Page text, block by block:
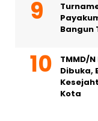
Bangun
TMMD/
Dibuka,
Kota